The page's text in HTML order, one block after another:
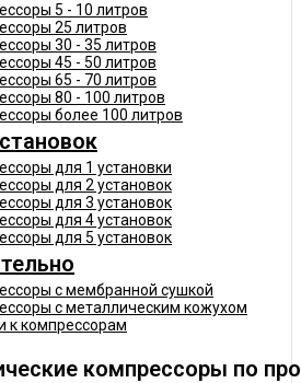
5 - 10 литров
25 литров
30 - 35 литров
45 - 50 литров
65 - 70 литров
80 - 100 литров
более 100 литров
для 1 установки
для 2 установок
для 3 установок
для 4 установок
для 5 установок
с мембранной сушкой
с металлическим кожухом
к компрессорам
компрессоры по